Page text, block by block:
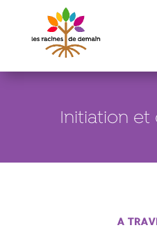
Initiation
A